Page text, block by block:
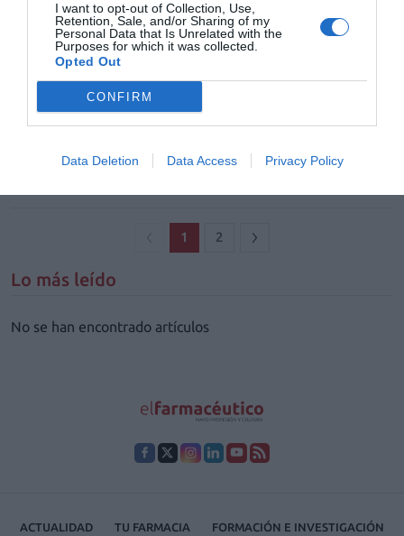
I want to opt-out of Collection, Use,
Retention, Sale, and/or Sharing of my
Personal Data that Is Unrelated with the
Purposes for which it was collected.
Opted Out
CONFIRM
Data Deletion Data Access Privacy Policy
Noticias y novedades
Redacción
14/10/2022
El Departamento de Salud catalán y
el Consell de Col·legis Farmacèutics
de Catalunya incorporan la
interoperabilidad de la receta
Noticias y novedades
Redacción
1 2
Lo más leído
No se han encontrado artículos
ACTUALIDAD TU FARMACIA FORMACIÓN E INVESTIGACIÓN